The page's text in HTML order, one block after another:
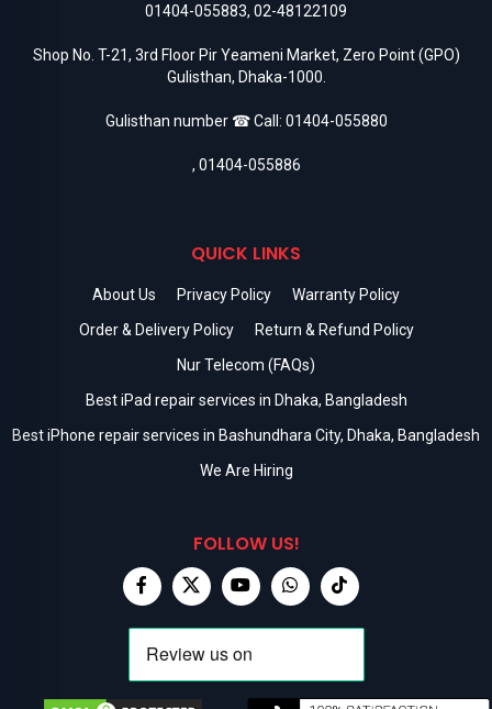
01404-055883, 02-48122109
Shop No. T-21, 3rd Floor Pir Yeameni Market, Zero Point (GPO)
Gulisthan, Dhaka-1000.
Gulisthan number ☎ Call: 01404-055880
, 01404-055886
QUICK LINKS
About Us Privacy Policy
Warranty Policy
Order & Delivery Policy
Return & Refund Policy
Nur Telecom (FAQs)
Best iPad repair services in Dhaka, Bangladesh
Best iPhone repair services in Bashundhara City, Dhaka, Bangladesh
We Are Hiring
FOLLOW US!